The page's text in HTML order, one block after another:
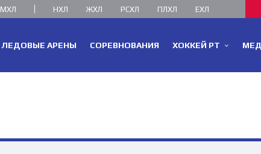
МХЛ НХЛ ЖХЛ РСХЛ ПЛХЛ ЕХЛ
ЛЕДОВЫЕ АРЕНЫ СОРЕВНОВАНИЯ ХОККЕЙ РТ